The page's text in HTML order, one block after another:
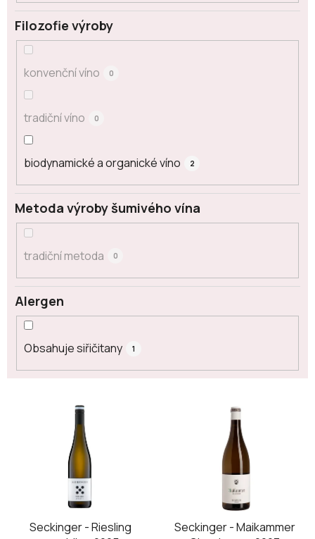
Filozofie výroby
konvenční víno 0
tradiční víno 0
biodynamické a organické víno 2
Metoda výroby šumivého vína
tradiční metoda 0
Alergen
Obsahuje siřičitany 1
Seckinger - Riesling
Seckinger - Maikammer